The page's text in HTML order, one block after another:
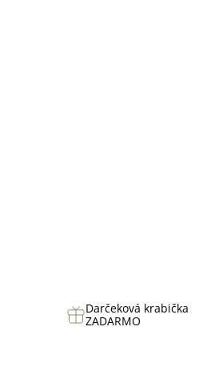
Darčeková krabička
ZADARMO